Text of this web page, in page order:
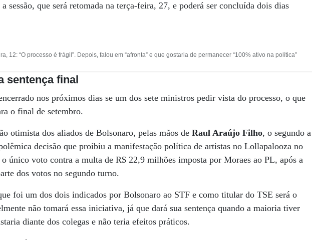
sessão, que será retomada na terça-feira, 27, e poderá ser concluída dois dias
12: “O processo é frágil”. Depois, falou em “afronta” e que gostaria de permanecer “100% ativo na política”
sentença final
nos próximos dias se um dos sete ministros pedir vista do processo, o que
o final de setembro.
otimista dos aliados de Bolsonaro, pelas mãos deRaul Araújo Filho, o segundo a
decisão que proibiu a manifestação política de artistas no Lollapalooza no
o único voto contra a multa de R$ 22,9 milhões imposta por Moraes ao PL, após a
dos votos no segundo turno.
foi um dos dois indicados por Bolsonaro ao STF e como titular do TSE será o
não tomará essa iniciativa, já que dará sua sentença quando a maioria tiver
diante dos colegas e não teria efeitos práticos.